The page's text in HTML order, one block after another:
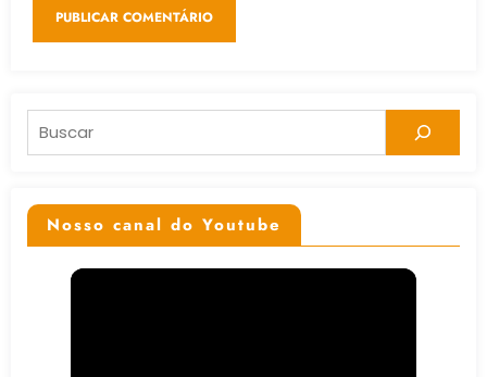
Pesquisar
Nosso canal do Youtube